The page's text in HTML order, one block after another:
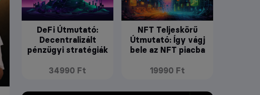
DeFi Útmutató:
Decentralizált
pénzügyi stratégiák
34990 Ft
NFT Teljeskörű
Útmutató: Így vágj
bele az NFT piacba
19990 Ft